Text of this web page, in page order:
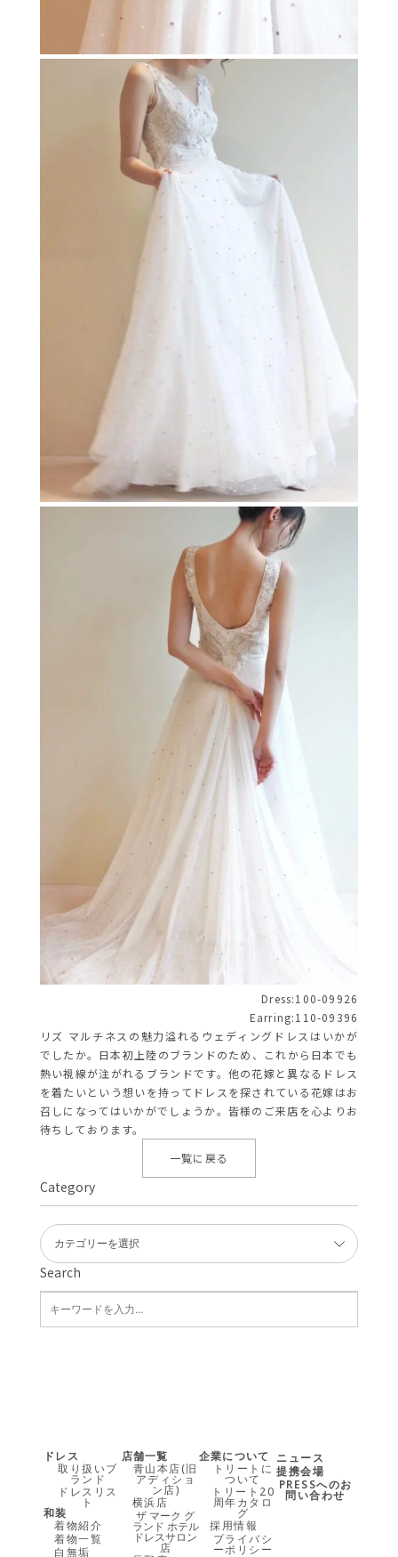
Dress:100-09926
Earring:110-09396
リズ マルチネスの魅力溢れるウェディングドレスはいかが
でしたか。日本初上陸のブランドのため、これから日本でも
熱い視線が注がれるブランドです。他の花嫁と異なるドレス
を着たいという想いを持ってドレスを探されている花嫁はお
召しになってはいかがでしょうか。皆様のご来店を心よりお
待ちしております。
一覧に戻る
Search
Category
ドレス
取り扱いブ
ランド
ドレスリス
ト
和装
着物紹介
着物一覧
店舗一覧
青山本店(旧
アディショ
ン店)
横浜店
ザ マーク グ
ランド ホテル
ドレスサロン
店
企業について
トリートに
ついて
トリート20
周年カタロ
グ
採用情報
プライバシ
ーポリシー
ニュース
提携会場
PRESSへのお
問い合わせ